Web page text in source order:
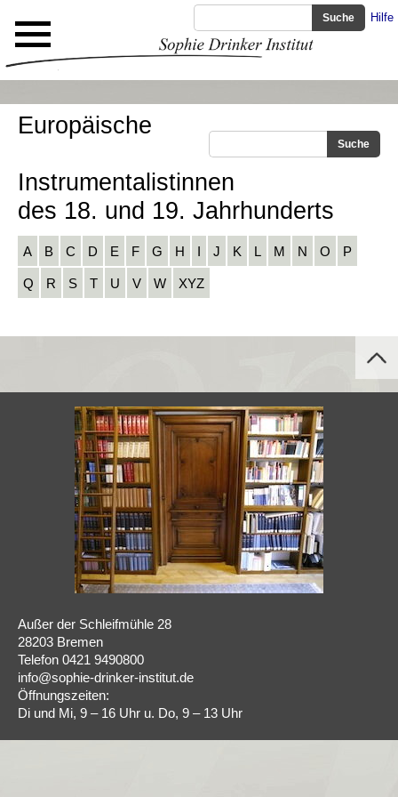
Hilfe
Europäische
Instrumentalistinnen
des 18. und 19. Jahrhunderts
A B C D E F G H I J K L M N O P
Q R S T U V W XYZ
Außer der Schleifmühle 28
28203 Bremen
Telefon 0421 9490800
info@sophie-drinker-institut.de
Öffnungszeiten:
Di und Mi, 9 – 16 Uhr u. Do, 9 – 13 Uhr